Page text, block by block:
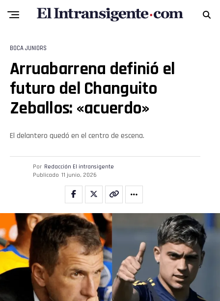
BOCA JUNIORS
Arruabarrena definió el
futuro del Changuito
Zeballos: «acuerdo»
El delantero quedó en el centro de escena.
Por Redacción El intransigente
Publicado 11 junio, 2026